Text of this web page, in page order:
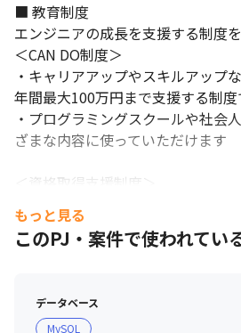
■ 教育制度
エンジニアの成長を支援する制度
＜CAN DO制度＞
・キャリアアップやスキルアップ
年間最大100万円まで支援する制度
・プログラミングスクールや社会
ざまな内容に使っていただけます
＜資格取得支援制度＞
・約260資格を対象とし、取得時に
します
リキュラムを行っています
もっと見る
このPJ・案件で使われてい
データベース
MySQL